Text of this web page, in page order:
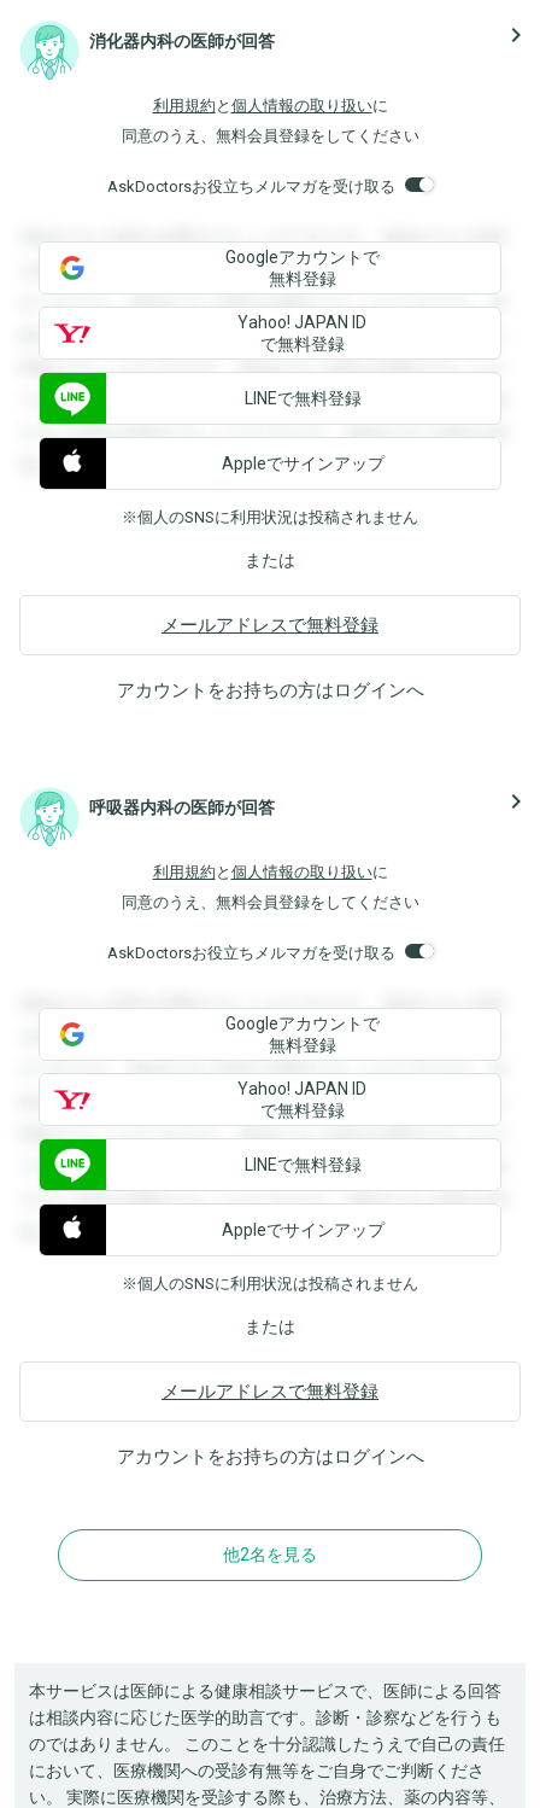
消化器内科の医師が回答 navigate_next
利用規約 と 個人情報の取り扱いに
同意のうえ、無料会員登録をしてください
AskDoctorsお役立ちメルマガを受け取る
登録すると回答を閲覧することができます。登録すると回答
を閲覧することができます。登録すると回答を閲覧すること
ができます。登録すると回答を閲覧することができます。登
録すると回答を閲覧することができます。登録すると回答を
閲覧することができます。登録すると回答を閲覧することが
できます。登録すると回答を閲覧することができます。登録
すると回答を閲覧することができます。登録すると回答を閲
覧することができます。
Googleアカウントで
無料登録
Yahoo! JAPAN ID
で無料登録
LINEで無料登録
Appleでサインアップ
※個人のSNSに利用状況は投稿されません
または
メールアドレスで無料登録
アカウントをお持ちの方はログインへ
呼吸器内科の医師が回答 navigate_next
利用規約 と 個人情報の取り扱いに
同意のうえ、無料会員登録をしてください
AskDoctorsお役立ちメルマガを受け取る
登録すると回答を閲覧することができます。登録すると回答
を閲覧することができます。登録すると回答を閲覧すること
ができます。登録すると回答を閲覧することができます。登
録すると回答を閲覧することができます。登録すると回答を
閲覧することができます。登録すると回答を閲覧することが
できます。登録すると回答を閲覧することができます。登録
すると回答を閲覧することができます。登録すると回答を閲
覧することができます。
Googleアカウントで
無料登録
Yahoo! JAPAN ID
で無料登録
LINEで無料登録
Appleでサインアップ
※個人のSNSに利用状況は投稿されません
または
メールアドレスで無料登録
アカウントをお持ちの方はログインへ
他2名を見る
本サービスは医師による健康相談サービスで、医師による回答
は相談内容に応じた医学的助言です。診断・診察などを行うも
のではありません。 このことを十分認識したうえで自己の責任
において、医療機関への受診有無等をご自身でご判断くださ
い。 実際に医療機関を受診する際も、治療方法、薬の内容等、